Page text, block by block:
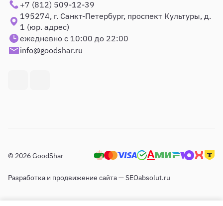
+7 (812) 509-12-39
195274, г. Санкт-Петербург, проспект Культуры, д.
1 (юр. адрес)
ежедневно с 10:00 до 22:00
info@goodshar.ru
© 2026 GoodShar
Разработка и продвижение сайта — SEOabsolut.ru